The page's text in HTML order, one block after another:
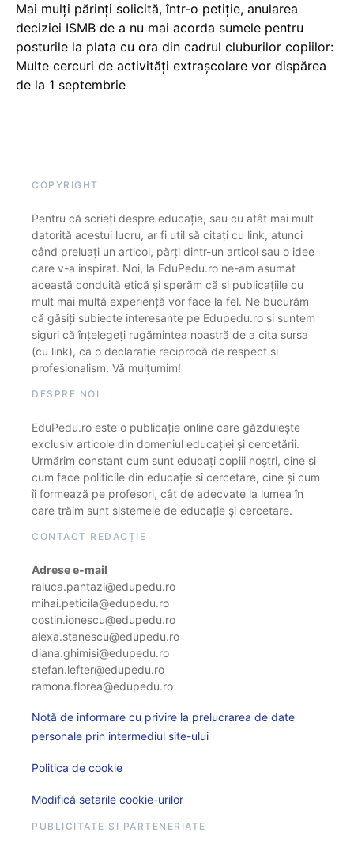
Mai mulți părinți solicită, într-o petiție, anularea
deciziei ISMB de a nu mai acorda sumele pentru
posturile la plata cu ora din cadrul cluburilor copiilor:
Multe cercuri de activități extrașcolare vor dispărea
de la 1 septembrie
COPYRIGHT
Pentru că scrieți despre educație, sau cu atât mai mult
datorită acestui lucru, ar fi util să citați cu link, atunci
când preluați un articol, părți dintr-un articol sau o idee
care v-a inspirat. Noi, la EduPedu.ro ne-am asumat
această conduită etică și sperăm că și publicațiile cu
mult mai multă experiență vor face la fel. Ne bucurăm
că găsiți subiecte interesante pe Edupedu.ro și suntem
siguri că înțelegeți rugămintea noastră de a cita sursa
(cu link), ca o declarație reciprocă de respect și
profesionalism. Vă mulțumim!
DESPRE NOI
EduPedu.ro este o publicație online care găzduiește
exclusiv articole din domeniul educației și cercetării.
Urmărim constant cum sunt educați copiii noștri, cine și
cum face politicile din educație și cercetare, cine și cum
îi formează pe profesori, cât de adecvate la lumea în
care trăim sunt sistemele de educație și cercetare.
CONTACT REDACȚIE
Adrese e-mail
raluca.pantazi@edupedu.ro
mihai.peticila@edupedu.ro
costin.ionescu@edupedu.ro
alexa.stanescu@edupedu.ro
diana.ghimisi@edupedu.ro
stefan.lefter@edupedu.ro
ramona.florea@edupedu.ro
Notă de informare cu privire la prelucrarea de date
personale prin intermediul site-ului
Politica de cookie
Modifică setarile cookie-urilor
PUBLICITATE ȘI PARTENERIATE